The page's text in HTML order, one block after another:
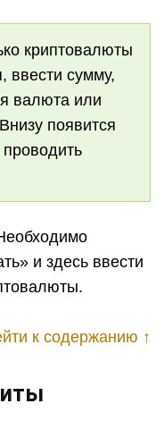
криптовалюты
ввести сумму,
валюта или
появится
и здесь ввести
к содержанию ↑